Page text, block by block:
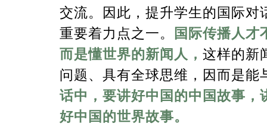
交流。因此，提升学生的国际对
重要着力点之一。
国际传播人才
而是懂世界的新闻人， 这样的新
问题、具有全球思维，因而是能
话中，要讲好中国的中国故事，
好中国的世界故事。